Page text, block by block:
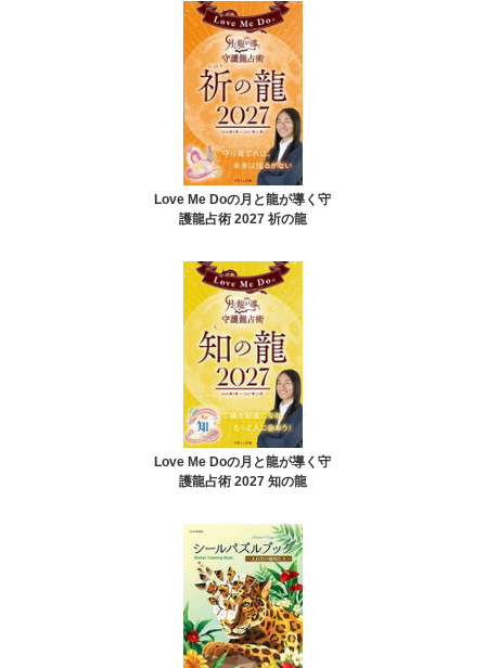
Love Me Doの月と龍が導く守
護龍占術 2027 祈の龍
Love Me Doの月と龍が導く守
護龍占術 2027 知の龍